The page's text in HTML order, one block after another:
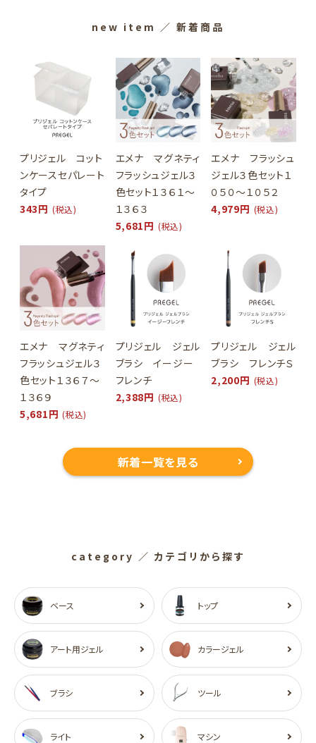
new item ／ 新着商品
プリジェル コット
ンケースセパレート
タイプ
343円 (税込)
エメナ マグネティ
フラッシュジェル３
色セット１３６１～
１３６３
5,681円 (税込)
エメナ フラッシュ
ジェル３色セット１
０５０～１０５２
4,979円 (税込)
エメナ マグネティ
フラッシュジェル３
色セット１３６７～
１３６９
5,681円 (税込)
プリジェル ジェル
ブラシ イージー
フレンチ
2,388円 (税込)
プリジェル ジェル
ブラシ フレンチＳ
2,200円 (税込)
新着一覧を見る
category ／ カテゴリから探す
ベース トップ
アート用ジェル カラージェル
ブラシ ツール
ライト マシン